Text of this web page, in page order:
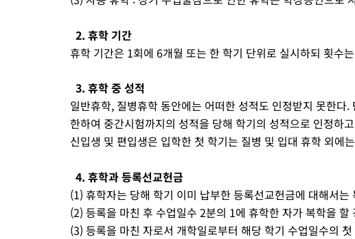
2. 휴학 기간
휴학 기간은 1회에 6개월 또는 한 학기 단위로 실시하되 횟수
3. 휴학 중 성적
일반휴학, 질병휴학 동안에는 어떠한 성적도 인정받지 못한
한하여 중간시험까지의 성적을 당해 학기의 성적으로 인정하
신입생 및 편입생은 입학한 첫 학기는 질병 및 입대 휴학 외에
4. 휴학과 등록선교헌금
(1) 휴학자는 당해 학기 이미 납부한 등록선교헌금에 대해서
(2) 등록을 마친 후 수업일수 2분의 1에 휴학한 자가 복학을
(3) 등록을 마친 자로서 개학일로부터 해당 학기 수업일수의